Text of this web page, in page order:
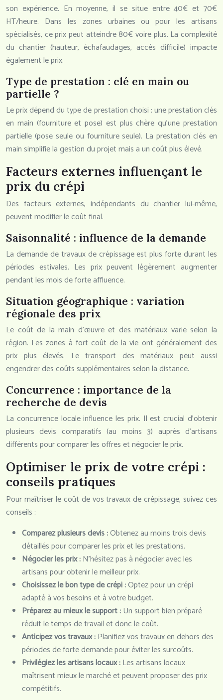
son expérience. En moyenne, il se situe entre 40€ et 70€
HT/heure. Dans les zones urbaines ou pour les artisans
spécialisés, ce prix peut atteindre 80€ voire plus. La complexité
du chantier (hauteur, échafaudages, accès difficile) impacte
également le prix.
Type de prestation : clé en main ou
partielle ?
Le prix dépend du type de prestation choisi : une prestation clés
en main (fourniture et pose) est plus chère qu’une prestation
partielle (pose seule ou fourniture seule). La prestation clés en
main simplifie la gestion du projet mais a un coût plus élevé.
Facteurs externes influençant le
prix du crépi
Des facteurs externes, indépendants du chantier lui-même,
peuvent modifier le coût final.
Saisonnalité : influence de la demande
La demande de travaux de crépissage est plus forte durant les
périodes estivales. Les prix peuvent légèrement augmenter
pendant les mois de forte affluence.
Situation géographique : variation
régionale des prix
Le coût de la main d’œuvre et des matériaux varie selon la
région. Les zones à fort coût de la vie ont généralement des
prix plus élevés. Le transport des matériaux peut aussi
engendrer des coûts supplémentaires selon la distance.
Concurrence : importance de la
recherche de devis
La concurrence locale influence les prix. Il est crucial d’obtenir
plusieurs devis comparatifs (au moins 3) auprès d’artisans
différents pour comparer les offres et négocier le prix.
Optimiser le prix de votre crépi :
conseils pratiques
Pour maîtriser le coût de vos travaux de crépissage, suivez ces
conseils :
Comparez plusieurs devis :Obtenez au moins trois devis
détaillés pour comparer les prix et les prestations.
Négocier les prix :N’hésitez pas à négocier avec les
artisans pour obtenir le meilleur prix.
Choisissez le bon type de crépi :Optez pour un crépi
adapté à vos besoins et à votre budget.
Préparez au mieux le support :Un support bien préparé
réduit le temps de travail et donc le coût.
Anticipez vos travaux :Planifiez vos travaux en dehors des
périodes de forte demande pour éviter les surcoûts.
Privilégiez les artisans locaux :Les artisans locaux
maîtrisent mieux le marché et peuvent proposer des prix
compétitifs.